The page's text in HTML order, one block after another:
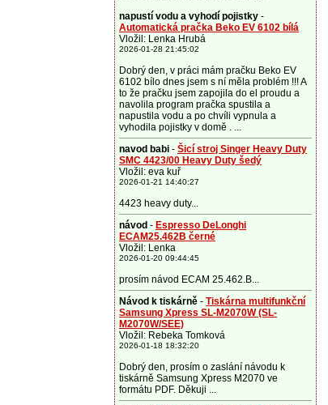
napustí vodu a vyhodí pojistky -
Automatická pračka Beko EV 6102 bílá
Vložil: Lenka Hrubá
2026-01-28 21:45:02
Dobrý den, v práci mám pračku Beko EV
6102 bílo dnes jsem s ní měla problém !!! A
to že pračku jsem zapojila do el proudu a
navolila program pračka spustila a
napustila vodu a po chvíli vypnula a
vyhodila pojistky v domě . ...
navod babi - Šicí stroj Singer Heavy Duty
SMC 4423/00 Heavy Duty šedý
Vložil: eva kuř
2026-01-21 14:40:27
4423 heavy duty...
návod - Espresso DeLonghi
ECAM25.462B černé
Vložil: Lenka
2026-01-20 09:44:45
prosím návod ECAM 25.462.B...
Návod k tiskárně - Tiskárna multifunkční
Samsung Xpress SL-M2070W (SL-
M2070W/SEE)
Vložil: Rebeka Tomková
2026-01-18 18:32:20
Dobrý den, prosím o zaslání návodu k
tiskárně Samsung Xpress M2070 ve
formátu PDF. Děkuji ...